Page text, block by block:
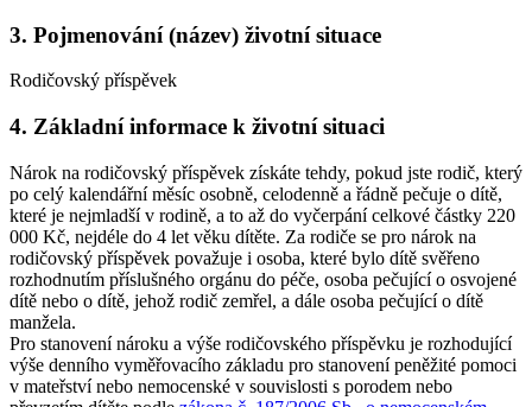
3. Pojmenování (název) životní situace
Rodičovský příspěvek
4. Základní informace k životní situaci
Nárok na rodičovský příspěvek získáte tehdy, pokud jste rodič, který
po celý kalendářní měsíc osobně, celodenně a řádně pečuje o dítě,
které je nejmladší v rodině, a to až do vyčerpání celkové částky 220
000 Kč, nejdéle do 4 let věku dítěte. Za rodiče se pro nárok na
rodičovský příspěvek považuje i osoba, které bylo dítě svěřeno
rozhodnutím příslušného orgánu do péče, osoba pečující o osvojené
dítě nebo o dítě, jehož rodič zemřel, a dále osoba pečující o dítě
manžela.
Pro stanovení nároku a výše rodičovského příspěvku je rozhodující
výše denního vyměřovacího základu pro stanovení peněžité pomoci
v mateřství nebo nemocenské v souvislosti s porodem nebo